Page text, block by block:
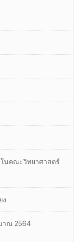
นคณะวิทยาศาสตร์
ง
าณ 2564